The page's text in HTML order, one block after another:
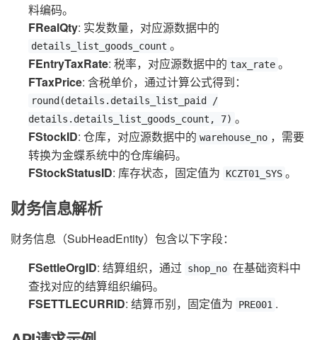
料编码。
FRealQty: 实发数量，对应源数据中的
details_list_goods_count 。
FEntryTaxRate: 税率，对应源数据中的 tax_rate 。
FTaxPrice: 含税单价，通过计算公式得到：
round(details.details_list_paid /
details.details_list_goods_count, 7) 。
FStockID: 仓库，对应源数据中的 warehouse_no ，需要
转换为金蝶系统中的仓库编码。
FStockStatusID: 库存状态，固定值为 KCZT01_SYS 。
财务信息解析
财务信息（SubHeadEntity）包含以下字段：
FSettleOrgID: 结算组织，通过 shop_no 在基础资料中
查找对应的结算组织编码。
FSETTLECURRID: 结算币别，固定值为 PRE001 .